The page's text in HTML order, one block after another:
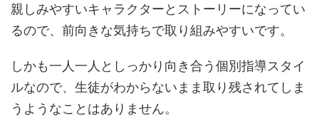
親しみやすいキャラクターとストーリーになってい
るので、前向きな気持ちで取り組みやすいです。
しかも一人一人としっかり向き合う個別指導スタイ
ルなので、生徒がわからないまま取り残されてしま
うようなことはありません。